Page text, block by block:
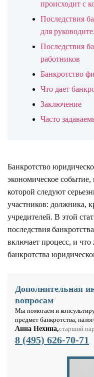
происходит с
Последствия
для
Последствия
работников
Банкротство
Что дает
Заключение
Часто
Банкротство
экономическое событие,
которой следуют
участников: должника,
учредителей. В этой
последствия
включает процесс, и
банкротства
Дополнительная
вопросам
Мы помогаем и
предмет банкротства,
Анна Нехина,старший
8 (495) 626-70-71